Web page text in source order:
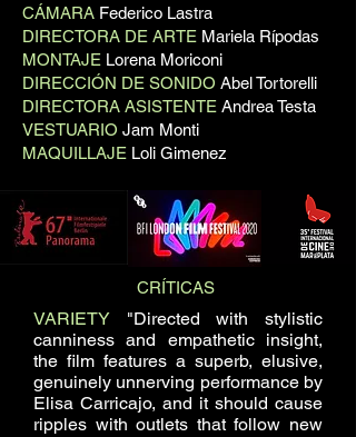
CÁMARA Federico Lastra
DIRECTORA DE ARTE Mariela Rípodas
MONTAJE Lorena Moriconi
DIRECCIÓN DE SONIDO Abel Tortorelli
DIRECTORA ASISTENTE Andrea Testa
VESTUARIO Jam Monti
MAQUILLAJE Loli Gimenez
CRÍTICAS
VARIETY "Directed with stylistic
canniness and empathetic insight,
the film features a superb, elusive,
genuinely unnerving performance by
Elisa Carricajo, and it should cause
ripples with outlets that follow new